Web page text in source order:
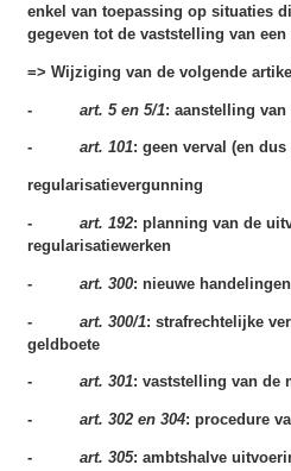
enkel van toepassing op situaties
gegeven tot de vaststelling van
=> Wijziging van de volgende
- art. 5 en 5/1: aanstelling van
- art. 101: geen verval (en
regularisatievergunning
- art. 192: planning van de
regularisatiewerken
- art. 300: nieuwe
- art. 300/1: strafrechtelijke
geldboete
- art. 301: vaststelling van de
- art. 302 en 304: procedure
- art. 305: ambtshalve